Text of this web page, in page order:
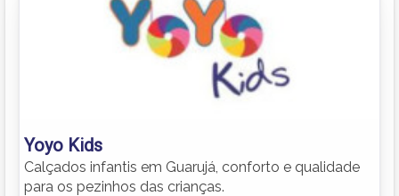
Yoyo Kids
Calçados infantis em Guarujá, conforto e qualidade
para os pezinhos das crianças.